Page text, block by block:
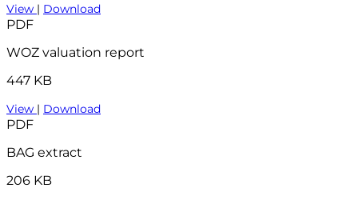
View | Download
PDF
WOZ valuation report
447 KB
View | Download
PDF
BAG extract
206 KB